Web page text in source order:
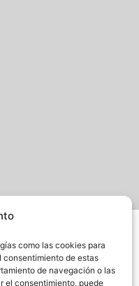
como las cookies para
consentimiento de estas
de navegación o las
el consentimiento, puede